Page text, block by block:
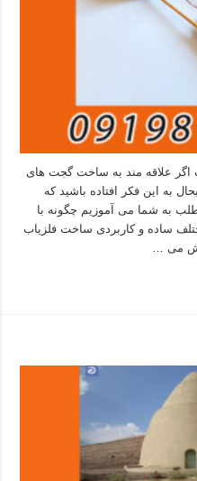
اگر علاقه مند به ساخت گجت های
به این فکر افتاده باشید که
به شما می آموزیم چگونه با
ساده و کاربردی ساخت فلزیاب
می …